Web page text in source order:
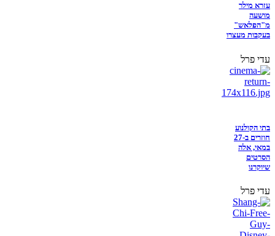
עזרא מילר
מושעה
מ"הפלאש"
בעקבות מעצרו
עדי פרל
בתי הקולנוע
חוזרים ב-27
במאי, אלה
הסרטים
שיוקרנו
עדי פרל